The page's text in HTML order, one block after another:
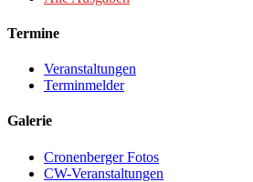
Termine
Veranstaltungen
Terminmelder
Galerie
Cronenberger Fotos
CW-Veranstaltungen